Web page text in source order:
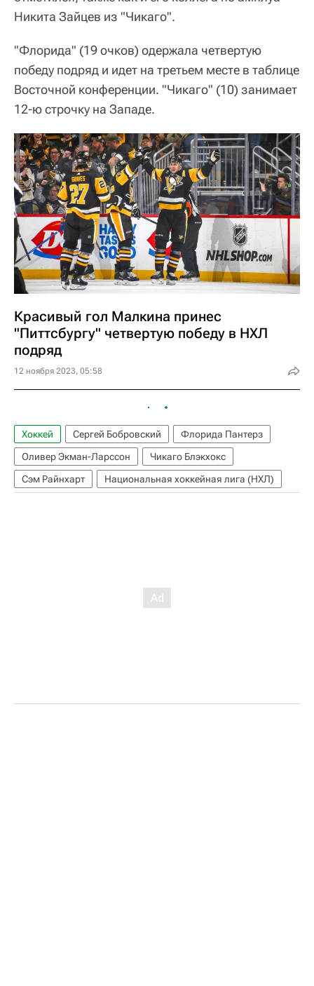
Никита Зайцев из "Чикаго".
"Флорида" (19 очков) одержала четвертую
победу подряд и идет на третьем месте в таблице
Восточной конференции. "Чикаго" (10) занимает
12-ю строчку на Западе.
Красивый гол Малкина принес
"Питтсбургу" четвертую победу в НХЛ
подряд
12 ноября 2023, 05:58
Хоккей Сергей Бобровский
Флорида Пантерз
Оливер Экман-Ларссон
Чикаго Блэкхокс
Сэм Райнхарт
Национальная хоккейная лига (НХЛ)